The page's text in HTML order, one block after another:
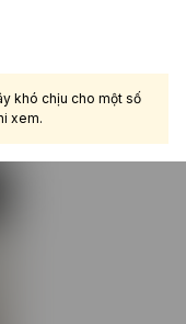
khó chịu cho một số
xem.